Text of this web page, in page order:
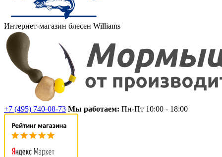
Интернет-магазин блесен Williams
+7 (495) 740-08-73 Мы работаем: Пн-Пт 10:00 - 18:00